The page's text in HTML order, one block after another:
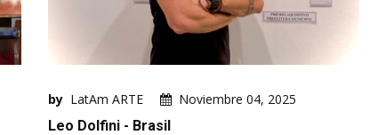
by LatAm ARTE
Noviembre 04, 2025
Leo Dolfini - Brasil